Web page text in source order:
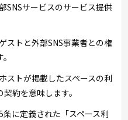
SNSサービスのサービス提供
ストと外部SNS事業者との権
ストが掲載したスペースの利
約を意味します。
に定義された「スペース利